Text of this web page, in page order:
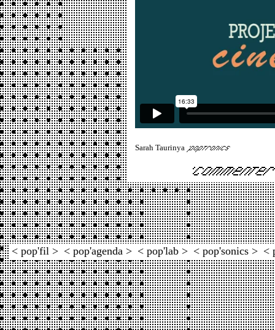
Sarah Taurinya
< pop'fil > < pop'agenda > < pop'lab > < pop'sonics > <